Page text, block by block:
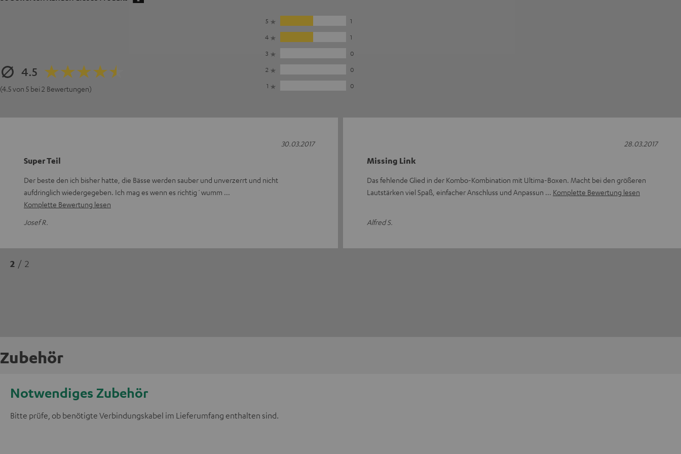
4.5
(4.5 von 5 bei 2 Bewertungen)
5
1
4
1
3
0
2
0
1
0
Super Teil
Der beste den ich bisher hatte, die Bässe werden sauber und unverzerrt und nicht
aufdringlich wiedergegeben. Ich mag es wenn es richtig´wumm
Komplette Bewertung lesen
Josef R.
30.03.2017
Missing Link
Das fehlende Glied in der Kombo-Kombination mit Ultima-Boxen. Macht bei den größeren
Lautstärken viel Spaß, einfacher Anschluss und Anpassun
Komplette Bewertung lesen
Alfred S.
28.03.2017
2 / 2
Zubehör
Notwendiges Zubehör
Bitte prüfe, ob benötigte Verbindungskabel im Lieferumfang enthalten sind.